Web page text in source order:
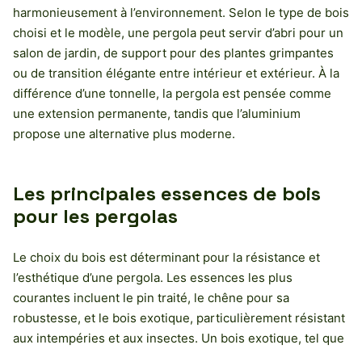
harmonieusement à l’environnement. Selon le type de bois
choisi et le modèle, une pergola peut servir d’abri pour un
salon de jardin, de support pour des plantes grimpantes
ou de transition élégante entre intérieur et extérieur. À la
différence d’une tonnelle, la pergola est pensée comme
une extension permanente, tandis que l’aluminium
propose une alternative plus moderne.
Les principales essences de bois
pour les pergolas
Le choix du bois est déterminant pour la résistance et
l’esthétique d’une pergola. Les essences les plus
courantes incluent le pin traité, le chêne pour sa
robustesse, et le bois exotique, particulièrement résistant
aux intempéries et aux insectes. Un bois exotique, tel que